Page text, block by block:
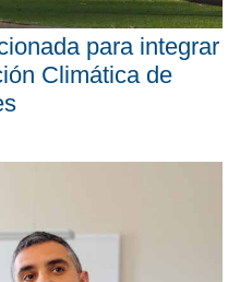
para integrar
Climática de